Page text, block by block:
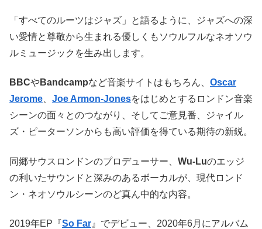
「すべてのルーツはジャズ」と語るように、ジャズへの深
い愛情と尊敬から生まれる優しくもソウルフルなネオソウ
ルミュージックを生み出します。
BBCやBandcampなど音楽サイトはもちろん、 Oscar
Jerome
Joe Armon-Jonesをはじめとするロンドン音楽
シーンの面々とのつながり、そしてご意見番、ジャイル
ズ・ピーターソンからも高い評価を得ている期待の新鋭。
同郷サウスロンドンのプロデューサー、 Wu-Luのエッジ
の利いたサウンドと深みのあるボーカルが、現代ロンド
ン・ネオソウルシーンのど真ん中的な内容。
2019年EP『So Far 』でデビュー、2020年6月にアルバム